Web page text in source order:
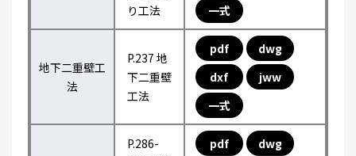
り工法
一式
地下二重壁工
法
P.237 地
下二重壁
工法
pdf
dwg
dxf
jww
一式
P.286-
pdf
dwg